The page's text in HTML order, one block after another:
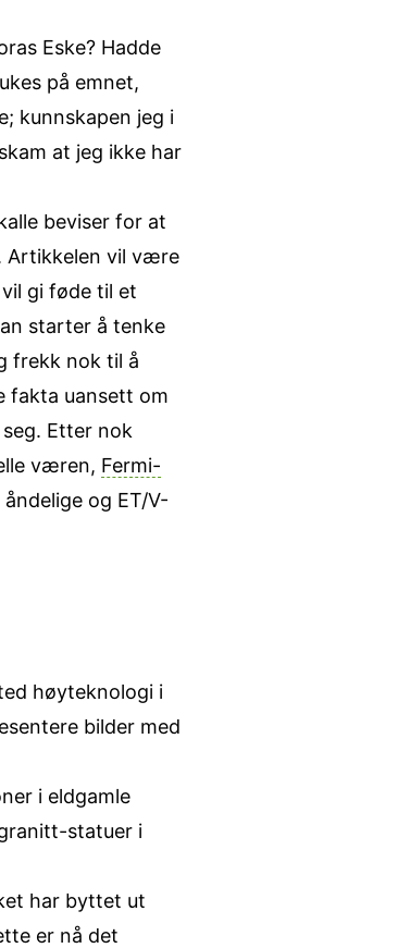
Eske? Hadde
på emnet,
kunnskapen jeg i
at jeg ikke har
beviser for at
Artikkelen vil være
gi føde til et
starter å tenke
frekk nok til å
fakta uansett om
Etter nok
væren, Fermi-
og ET/V-
høyteknologi i
bilder med
i eldgamle
statuer i
har byttet ut
er nå det